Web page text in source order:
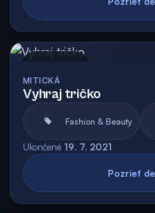
MITICKÁ
Vyhraj tričko
Fashion & Beauty
Ukončené 19. 7. 2021
Pozrieť